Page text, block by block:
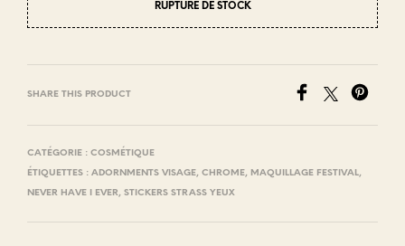
RUPTURE DE STOCK
SHARE THIS PRODUCT
CATÉGORIE : COSMÉTIQUE
ÉTIQUETTES : ADORNMENTS VISAGE, CHROME, MAQUILLAGE FESTIVAL,
NEVER HAVE I EVER, STICKERS STRASS YEUX